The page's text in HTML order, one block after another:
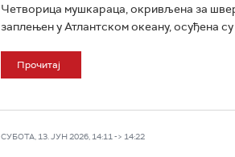
Четворица мушкараца, окривљена за
заплењен у Атлантском океану, осуђена
Прочитај
СУБОТА, 13. ЈУН 2026, 14:11 -> 14:22